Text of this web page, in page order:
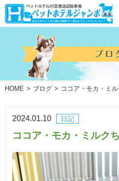
HOME ブログ ココア・モカ・ミ
日記
2024.01.10
ココア・モカ・ミルク